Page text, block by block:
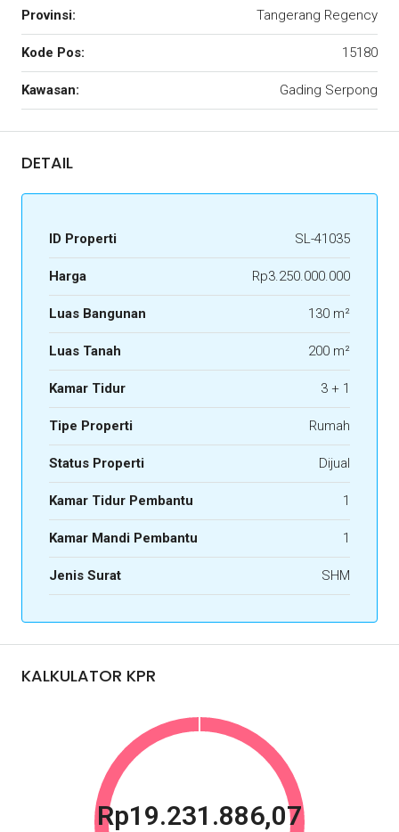
Provinsi: Tangerang Regency
Kode Pos: 15180
Kawasan: Gading Serpong
DETAIL
ID Properti SL-41035
Harga Rp3.250.000.000
Luas Bangunan 130 m²
Luas Tanah 200 m²
Kamar Tidur 3 + 1
Tipe Properti Rumah
Status Properti Dijual
Kamar Tidur Pembantu 1
Kamar Mandi Pembantu 1
Jenis Surat SHM
KALKULATOR KPR
Rp19.231.886,07